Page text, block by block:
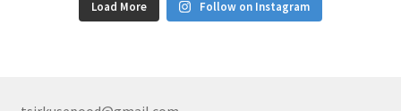
Load More Follow on Instagram